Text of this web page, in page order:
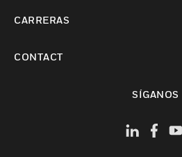
CARRERAS
CONTACT
SÍGANOS